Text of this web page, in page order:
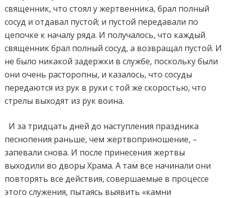
священник, что стоял у жертвенника, брал полный
сосуд и отдавал пустой; и пустой передавали по
цепочке к началу ряда. И получалось, что каждый
священник брал полный сосуд, а возвращал пустой. И
не было никакой задержки в службе, поскольку были
они очень расторопны, и казалось, что сосуды
передаются из рук в руки с той же скоростью, что
стрелы выходят из рук воина.
И за тридцать дней до наступления праздника
песнопения раньше, чем жертвоприношение, –
запевали снова. И после принесения жертвы
выходили во дворы Храма. А там все начинали они
повторять все действия, совершаемые в процессе
этого служения, пытаясь выявить «камни